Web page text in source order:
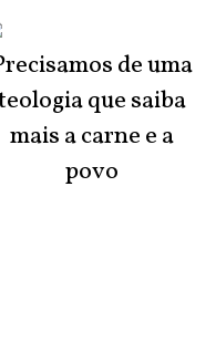
de uma
que saiba
mais a carne e a
povo